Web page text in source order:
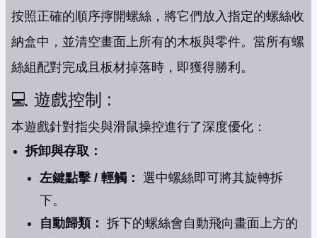
按照正確的順序擰開螺絲，將它們放入指定的螺絲收
納盒中，並清空畫面上所有的木板與零件。當所有螺
絲組配對完成且板材掉落時，即獲得勝利。
💻 遊戲控制 :
本遊戲針對指尖與滑鼠操控進行了深度優化：
拆卸與存取：
左鍵點擊 / 輕觸： 選中螺絲即可將其旋轉拆
下。
自動歸類： 拆下的螺絲會自動飛向畫面上方的